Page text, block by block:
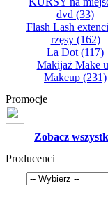
dvd (33)
Flash Lash
rzęsy(162)
La Dot (117)
Makijaż Make
Makeup (231)
Promocje
Zobacz
Producenci